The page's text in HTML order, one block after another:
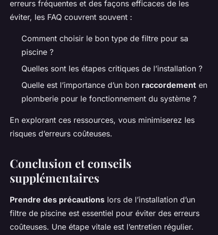
erreurs fréquentes et des façons efficaces de les
éviter, les FAQ couvrent souvent :
Comment choisir le bon type de filtre pour sa
piscine ?
Quelles sont les étapes critiques de l’installation ?
Quelle est l’importance d’un bon raccordement en
plomberie pour le fonctionnement du système ?
En explorant ces ressources, vous minimiserez les
risques d’erreurs coûteuses.
Conclusion et conseils
supplémentaires
Prendre des précautions lors de l’installation d’un
filtre de piscine est essentiel pour éviter des erreurs
coûteuses. Une étape vitale est l’entretien régulier.